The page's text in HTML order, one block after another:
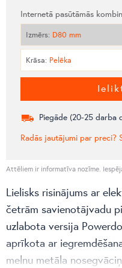
Internetā pasūtāmās
Izmērs: D80 mm
Krāsa: Pelēka
Piegāde (20-25 darba
Radās jautājumi par preci?
Attēliem ir informatīva nozīme.
Lielisks risinājums ar
četrām savienotājvadu
uzlabota versija
aprīkota ar
melnu metāla